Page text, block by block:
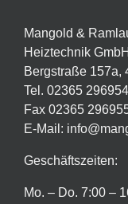
Mangold &
Heiztechnik GmbH
Bergstraße 157a,
Tel. 02365
Fax 02365
E-Mail:
Geschäftszeiten:
Mo. – Do. 7:00 –